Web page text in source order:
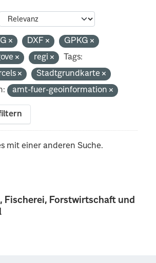
Fischerei, Forstwirtschaft und
DXF
GPKG
regi
Tags:
Stadtgrundkarte
amt-fuer-geoinformation
mit einer anderen Suche.